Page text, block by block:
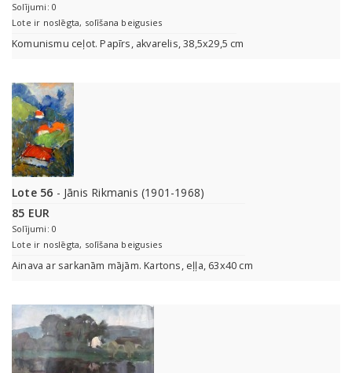
Solījumi: 0
Lote ir noslēgta, solīšana beigusies
Komunismu ceļot. Papīrs, akvarelis, 38,5x29,5 cm
Lote 56 - Jānis Rikmanis (1901-1968)
85 EUR
Solījumi: 0
Lote ir noslēgta, solīšana beigusies
Ainava ar sarkanām mājām. Kartons, eļļa, 63x40 cm